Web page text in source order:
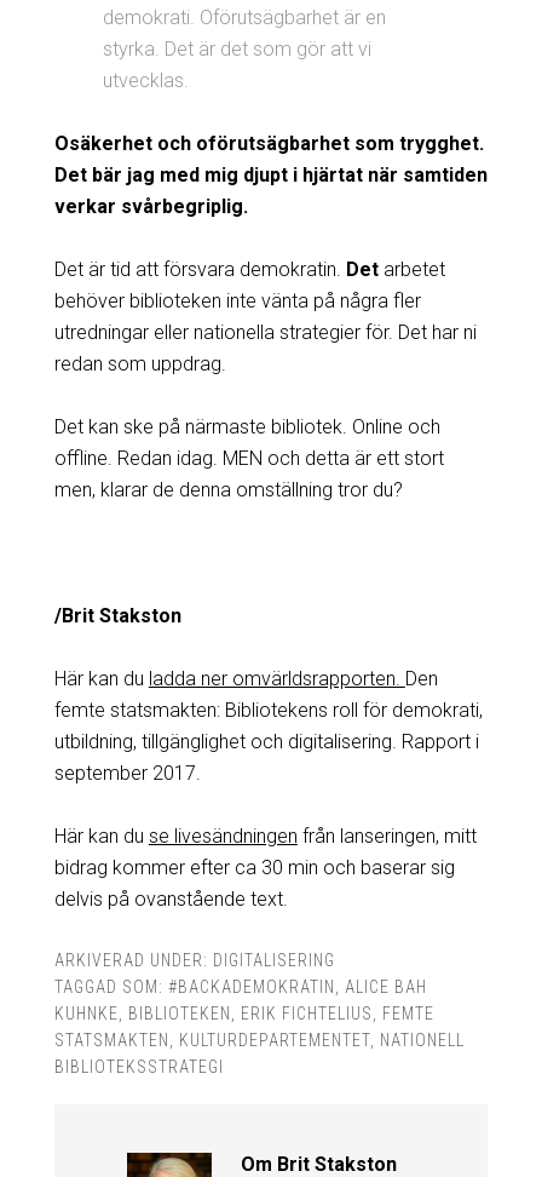
demokrati. Oförutsägbarhet är en
styrka. Det är det som gör att vi
utvecklas.
Osäkerhet och oförutsägbarhet som trygghet.
Det bär jag med mig djupt i hjärtat när samtiden
verkar svårbegriplig.
Det är tid att försvara demokratin. Det arbetet
behöver biblioteken inte vänta på några fler
utredningar eller nationella strategier för. Det har ni
redan som uppdrag.
Det kan ske på närmaste bibliotek. Online och
offline. Redan idag. MEN och detta är ett stort
men, klarar de denna omställning tror du?
/Brit Stakston
Här kan du ladda ner omvärldsrapporten. Den
femte statsmakten: Bibliotekens roll för demokrati,
utbildning, tillgänglighet och digitalisering. Rapport i
september 2017.
Här kan du se livesändningen från lanseringen, mitt
bidrag kommer efter ca 30 min och baserar sig
delvis på ovanstående text.
ARKIVERAD UNDER: DIGITALISERING
TAGGAD SOM: #BACKADEMOKRATIN
ALICE BAH
KUHNKE
BIBLIOTEKEN ERIK FICHTELIUS
FEMTE
STATSMAKTEN
KULTURDEPARTEMENTET,
NATIONELL
BIBLIOTEKSSTRATEGI
Om Brit Stakston